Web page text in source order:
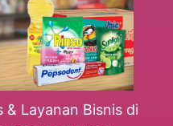
& Layanan Bisnis di